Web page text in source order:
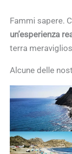
Fammi sapere.
un’esperienza
terra
Alcune delle